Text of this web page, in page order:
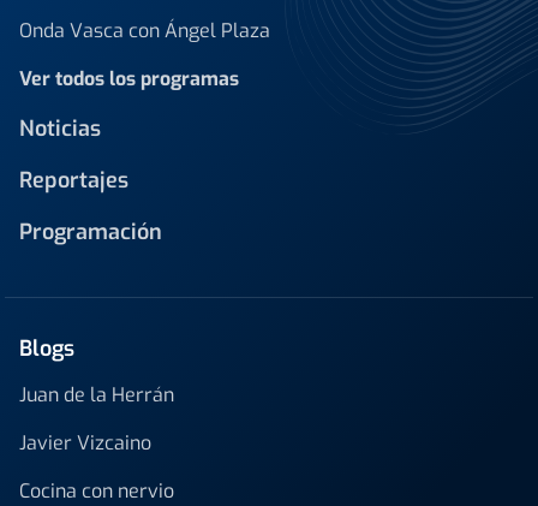
Onda Vasca con Ángel Plaza
Ver todos los programas
Noticias
Reportajes
Programación
Blogs
Juan de la Herrán
Javier Vizcaino
Cocina con nervio